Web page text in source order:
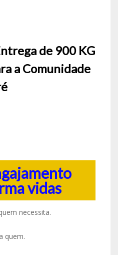
de 900 KG
a Comunidade
vidas
necessita.
quem.